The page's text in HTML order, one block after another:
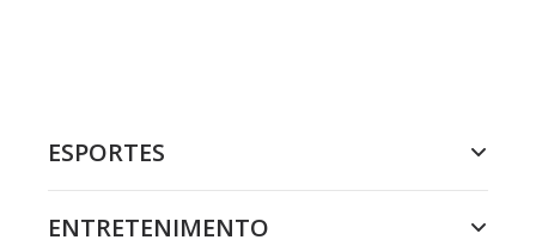
ESPORTES
ENTRETENIMENTO